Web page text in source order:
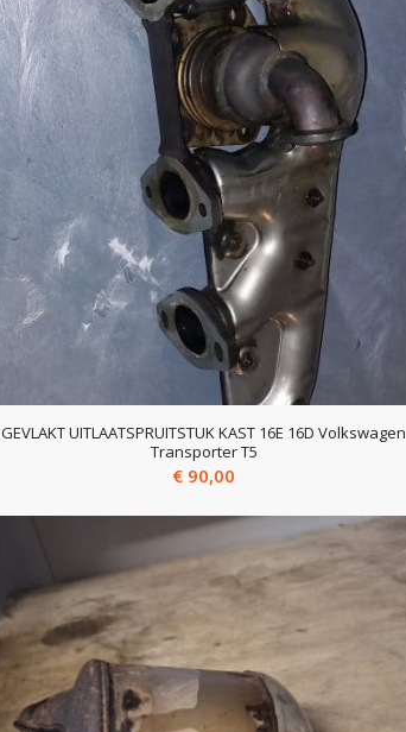
GEVLAKT UITLAATSPRUITSTUK KAST 16E 16D Volkswagen
Transporter T5
€ 90,00